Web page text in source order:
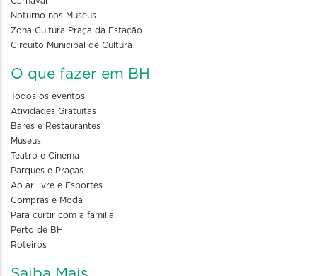
Noturno nos Museus
Zona Cultura Praça da Estação
Circuito Municipal de Cultura
O que fazer em BH
Todos os eventos
Atividades Gratuitas
Bares e Restaurantes
Museus
Teatro e Cinema
Parques e Praças
Ao ar livre e Esportes
Compras e Moda
Para curtir com a familia
Perto de BH
Roteiros